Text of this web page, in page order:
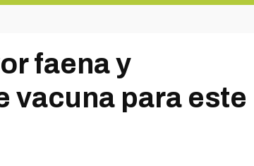
faena y
vacuna para este